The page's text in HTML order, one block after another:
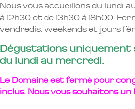
Nous vous accueillons du lundi
à 12h30 et de 13h30 à 18h00.
vendredis, weekends et jours
Dégustations uniquement
du lundi au mercredi.
Le Domaine est fermé pour
inclus. Nous vous souhaitons un